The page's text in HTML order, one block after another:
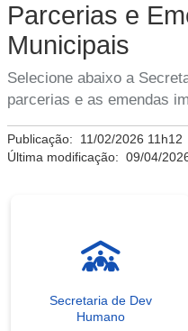
Parcerias e
Municipais
Selecione abaixo a
parcerias e as emendas
Publicação: 11/02/2026 11h12
Última modificação: 09/04/
Secretaria de Dev
Humano